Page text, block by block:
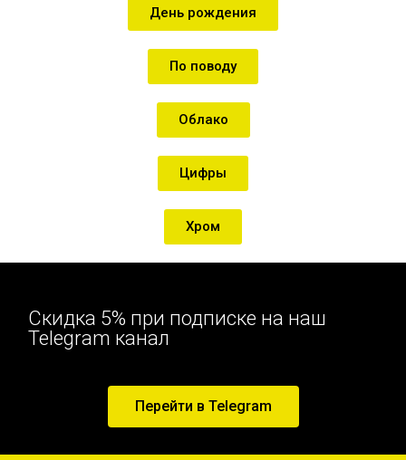
День рождения
По поводу
Облако
Цифры
Хром
Скидка 5% при подписке на наш
Telegram канал
Перейти в Telegram